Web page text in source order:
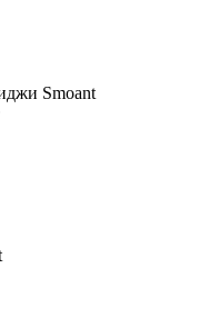
Smoant